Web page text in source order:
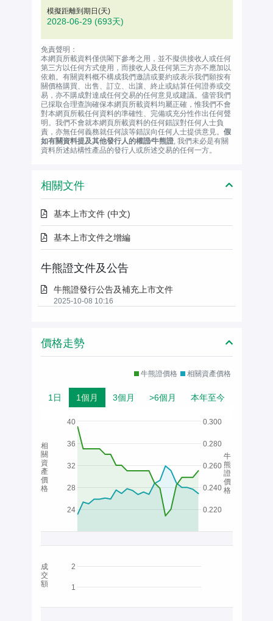
模擬距離到期日(天)
2028-06-29 (693天)
免責聲明：
本網頁所載資料僅供閣下參考之用，並不擬供接收人或任何
第三方以任何方式使用，而接收人及任何第三方亦不應加以
依賴。有關資料概不構成我們邀請或要約或表示我們願按有
關價格購買、出售、訂立、出讓、終止或結算任何證券或交
易，亦不購成對達成任何交易的任何意見或建議。儘管我們
已採取合理查詢確保本網頁所載資料均屬正確，惟我們不會
對本網頁所載任何資料的準確性、完備或充分性作出任何聲
明。我們不會就本網頁所載資料的任何錯誤對任何人士負
責，亦無任何義務就任何該等錯誤向任何人士提供意見。 假
如有關資料提及其他發行人的權證∕牛熊證, 我們未必是有關
資料所述結構性產品的發行人或所述交易的任何一方。
相關文件
基本上市文件 (中文)
基本上市文件之增編
牛熊證文件及公告
牛熊證發行公告及補充上市文件
2025-10-08 10:16
價格走勢
牛熊證價格 相關資產價格
1日 1個月 3個月 >6個月 本年至今
40
24
28
32
36
0.240
0.220
0.260
0.280
0.300
1
2
相
關
資
產
價
格
牛
熊
證
價
格
成
交
額